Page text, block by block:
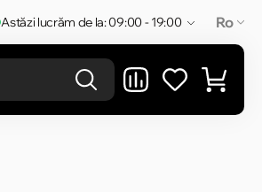
Astăzi lucrăm de la: 09:00 - 19:00 Ro